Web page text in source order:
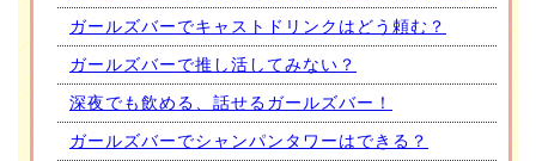
ガールズバーでキャストドリンクはどう頼む？
ガールズバーで推し活してみない？
深夜でも飲める、話せるガールズバー！
ガールズバーでシャンパンタワーはできる？